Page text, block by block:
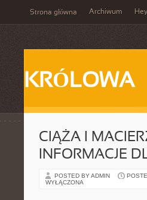
Strona główna Archiwum Hey
KRÓLOWA
CIĄŻA I
INFORMACJE
POSTED BY ADMIN
WYŁĄCZONA